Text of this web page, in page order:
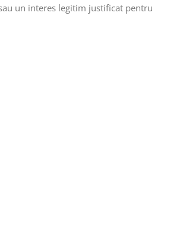
un interes legitim justificat pentru